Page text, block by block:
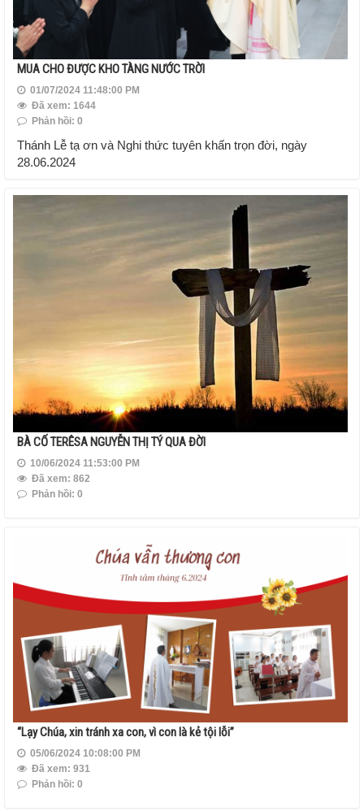
MUA CHO ĐƯỢC KHO TÀNG NƯỚC TRỜI
01/07/2024 11:48:00 PM
Đã xem: 1644
Phản hồi: 0
Thánh Lễ tạ ơn và Nghi thức tuyên khấn trọn đời, ngày
28.06.2024
BÀ CỐ TERÊSA NGUYỄN THỊ TÝ QUA ĐỜI
10/06/2024 11:53:00 PM
Đã xem: 862
Phản hồi: 0
“Lạy Chúa, xin tránh xa con, vì con là kẻ tội lỗi”
05/06/2024 10:08:00 PM
Đã xem: 931
Phản hồi: 0